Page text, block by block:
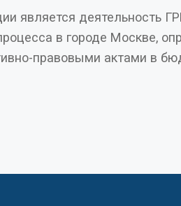
является деятельность
в городе Москве,
правовыми актами в